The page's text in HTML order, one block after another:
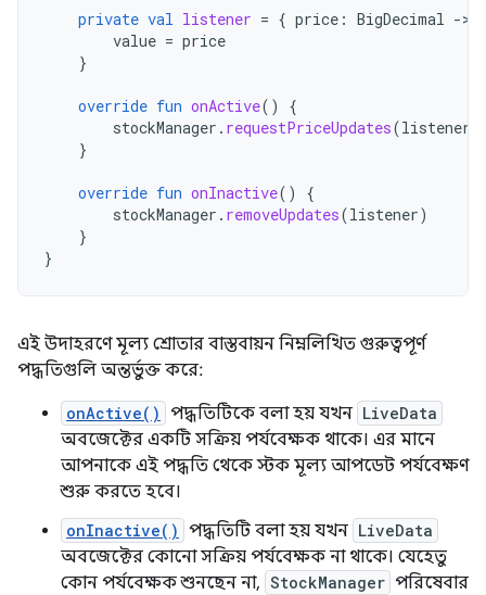
private val listener = { price : BigDecimal -
value = price
}
override fun onActive()
{
stockManager . requestPriceUpdates(listener
}
override fun onInactive()
{
stockManager . removeUpdates(listener)
}
}
এই উদাহরণে মূল্য শ্রোতার বাস্তবায়ন নিম্নলিখিত গুরুত্বপূর্ণ
পদ্ধতিগুলি অন্তর্ভুক্ত করে:
onActive() পদ্ধতিটিকে বলা হয় যখন LiveData
অবজেক্টের একটি সক্রিয় পর্যবেক্ষক থাকে। এর মানে
আপনাকে এই পদ্ধতি থেকে স্টক মূল্য আপডেট পর্যবেক্ষণ
শুরু করতে হবে।
onInactive() পদ্ধতিটি বলা হয় যখন LiveData
অবজেক্টের কোনো সক্রিয় পর্যবেক্ষক না থাকে। যেহেতু
কোন পর্যবেক্ষক শুনছেন না, StockManager পরিষেবার